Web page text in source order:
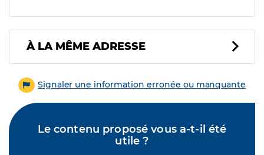
À LA MÊME ADRESSE
Signaler une information erronée ou manquante
Le contenu proposé vous a-t-il été
utile ?